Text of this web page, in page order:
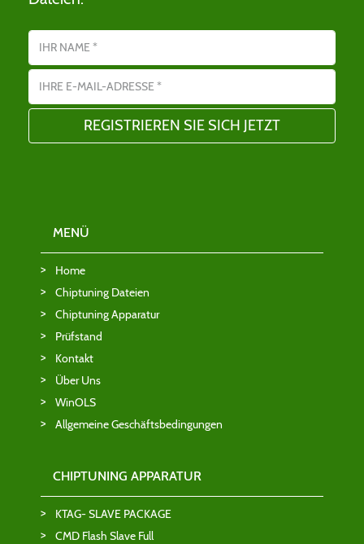
Name
E-Mail-Adresse
MENÜ
Home
Chiptuning Dateien
Chiptuning Apparatur
Prüfstand
Kontakt
Über Uns
WinOLS
Allgemeine Geschäftsbedingungen
CHIPTUNING APPARATUR
KTAG- SLAVE PACKAGE
CMD Flash Slave Full